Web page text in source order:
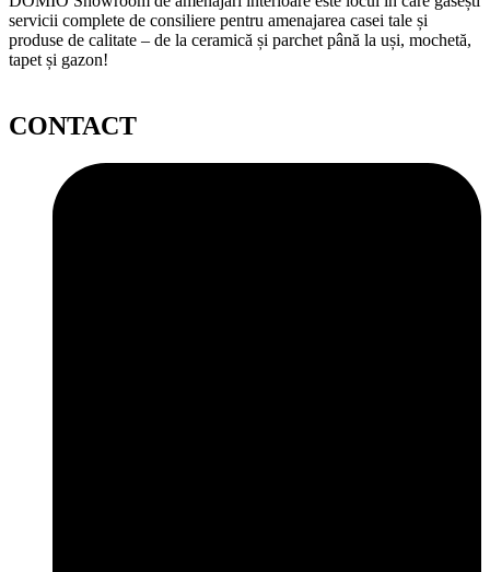
servicii complete de consiliere pentru amenajarea casei tale și
produse de calitate – de la ceramică și parchet până la uși, mochetă,
tapet și gazon!
CONTACT